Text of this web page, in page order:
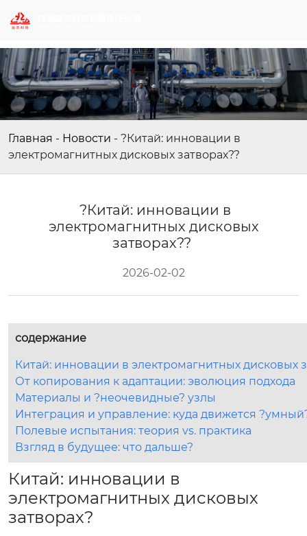
Главная - Новости - ?Китай: инновации в
электромагнитных дисковых затворах??
?Китай: инновации в
электромагнитных дисковых
затворах??
2026-02-02
содержание
Китай: инновации в электромагнитных дисковых
От копирования к адаптации: эволюция подхода
Материалы и ?неочевидные? узлы
Интеграция и управление: куда движется
Полевые испытания: теория vs. практика
Взгляд в будущее: что дальше?
Китай: инновации в
электромагнитных дисковых
затворах?